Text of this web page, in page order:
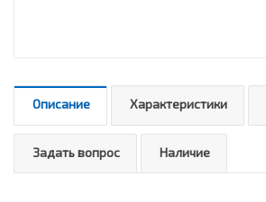
Описание Характеристики
Задать вопрос Наличие